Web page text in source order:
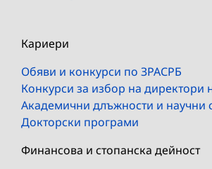
Кариери
Обяви и конкурси по ЗРАСРБ
Конкурси за избор на директори
Академични длъжности и научни
Докторски програми
Финансова и стопанска дейност